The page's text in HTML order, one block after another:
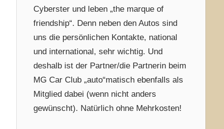
Cyberster und leben „the marque of
friendship“. Denn neben den Autos sind
uns die persönlichen Kontakte, national
und international, sehr wichtig. Und
deshalb ist der Partner/die Partnerin beim
MG Car Club „auto“matisch ebenfalls als
Mitglied dabei (wenn nicht anders
gewünscht). Natürlich ohne Mehrkosten!